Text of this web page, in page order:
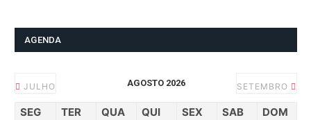
AGENDA
JULHO AGOSTO 2026 SETEMBRO
SEG TER QUA QUI SEX SAB DOM